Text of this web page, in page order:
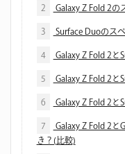
2 Galaxy Z Fold 2の
3 Surface Duoのス
4 Galaxy Z Fold 2と
5 Galaxy Z Fold 2と
6 Galaxy Z Fold 2と
7
Galaxy Z Fold 2と
き？(比較)